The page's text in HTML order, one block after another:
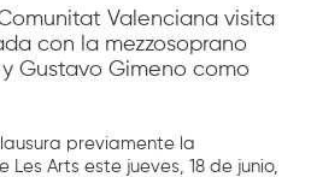
Valenciana visita
con la mezzosoprano
Gustavo Gimeno como
previamente la
Arts este jueves, 18 de junio,